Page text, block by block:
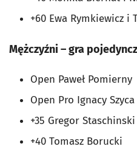
+60 Ewa Rymkiewicz i
Mężczyźni – gra
Open Paweł Pomierny
Open Pro Ignacy Szyca
+35 Gregor Staschinski
+40 Tomasz Borucki